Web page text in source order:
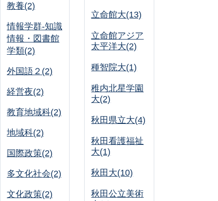
教養(2)
情報学群-知識
情報・図書館
学類(2)
外国語２(2)
経営夜(2)
教育地域科(2)
地域科(2)
国際政策(2)
多文化社会(2)
文化政策(2)
立命館大(13)
立命館アジア
太平洋大(2)
種智院大(1)
稚内北星学園
大(2)
秋田県立大(4)
秋田看護福祉
大(1)
秋田大(10)
秋田公立美術